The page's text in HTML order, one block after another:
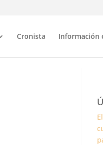
Cronista Información